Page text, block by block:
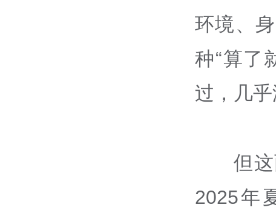
环境、
种“算了
过，几乎
但
2025年